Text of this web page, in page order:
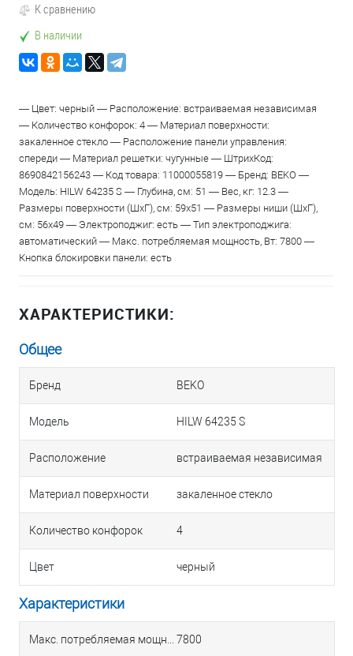
К сравнению
В наличии
— Цвет: черный — Расположение: встраиваемая независимая
— Количество конфорок: 4 — Материал поверхности:
закаленное стекло — Расположение панели управления:
спереди — Материал решетки: чугунные — ШтрихКод:
8690842156243 — Код товара: 11000055819 — Бренд: BEKO —
Модель: HILW 64235 S — Глубина, см: 51 — Вес, кг: 12.3 —
Размеры поверхности (ШхГ), см: 59х51 — Размеры ниши (ШхГ),
см: 56х49 — Электроподжиг: есть — Тип электроподжига:
автоматический — Макс. потребляемая мощность, Вт: 7800 —
Кнопка блокировки панели: есть
ХАРАКТЕРИСТИКИ:
Общее
Бренд BEKO
Модель HILW 64235 S
Расположение встраиваемая независимая
Материал поверхности закаленное стекло
Количество конфорок 4
Цвет черный
Характеристики
7800